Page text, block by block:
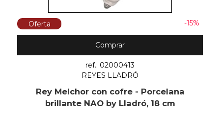
Oferta -15%
Comprar
ref.: 02000413
REYES LLADRÓ
Rey Melchor con cofre - Porcelana
brillante NAO by Lladró, 18 cm